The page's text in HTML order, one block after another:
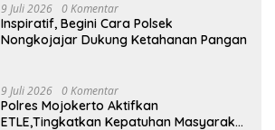
9 Juli 2026 0 Komentar
Inspiratif, Begini Cara Polsek
Nongkojajar Dukung Ketahanan Pangan
9 Juli 2026 0 Komentar
Polres Mojokerto Aktifkan
ETLE,Tingkatkan Kepatuhan Masyarakat